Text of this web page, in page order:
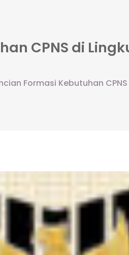
CPNS di
Formasi Kebutuhan